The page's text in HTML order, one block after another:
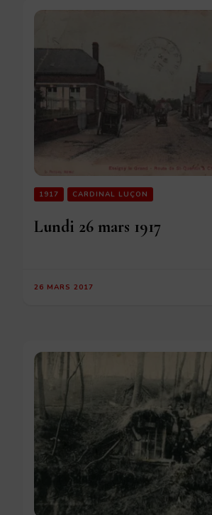
1917 CARDINAL LUÇON
Lundi 26 mars 1917
26 MARS 2017